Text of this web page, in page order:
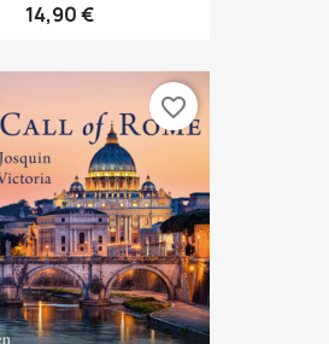
14,90 €
favorite_border